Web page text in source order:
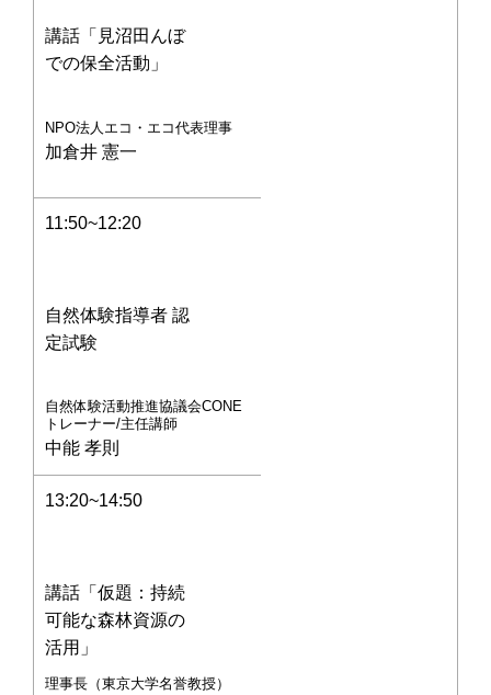
講話「見沼田んぼ
での保全活動」
NPO法人エコ・エコ代表理事
加倉井 憲一
11:50~12:20
自然体験指導者 認
定試験
自然体験活動推進協議会CONE
トレーナー/主任講師
中能 孝則
13:20~14:50
講話「仮題：持続
可能な森林資源の
活用」
理事長（東京大学名誉教授）